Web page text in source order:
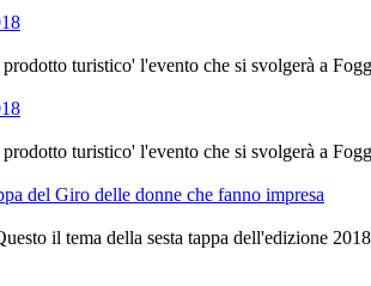
turistico' l'evento che si svolgerà a
turistico' l'evento che si svolgerà a
del Giro delle donne che fanno impresa
il tema della sesta tappa dell'edizione